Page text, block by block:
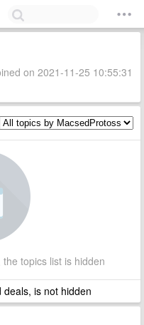
on 2021-11-25 10:55:31
topics list is hidden
is not hidden